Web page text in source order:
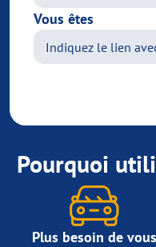
Vous êtes
Pourquoi
Plus besoin de vous